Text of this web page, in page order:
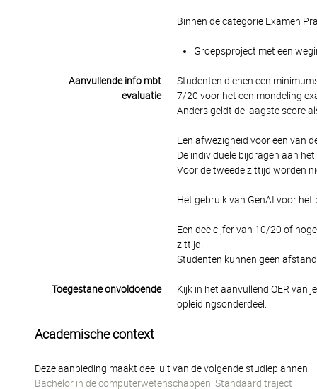
Binnen de categorie Examen
Groepsproject met een
Aanvullende info mbt
evaluatie
Studenten dienen een
7/20 voor het een mondeling
Anders geldt de laagste score
Een afwezigheid voor een van
De individuele bijdragen aan
Voor de tweede zittijd worden
Het gebruik van GenAI voor
Een deelcijfer van 10/20 of
zittijd.
Studenten kunnen geen
Toegestane onvoldoende
Kijk in het aanvullend OER van
opleidingsonderdeel.
Academische context
Deze aanbieding maakt deel uit van de volgende studieplannen:
Bachelor in de computerwetenschappen: Standaard traject